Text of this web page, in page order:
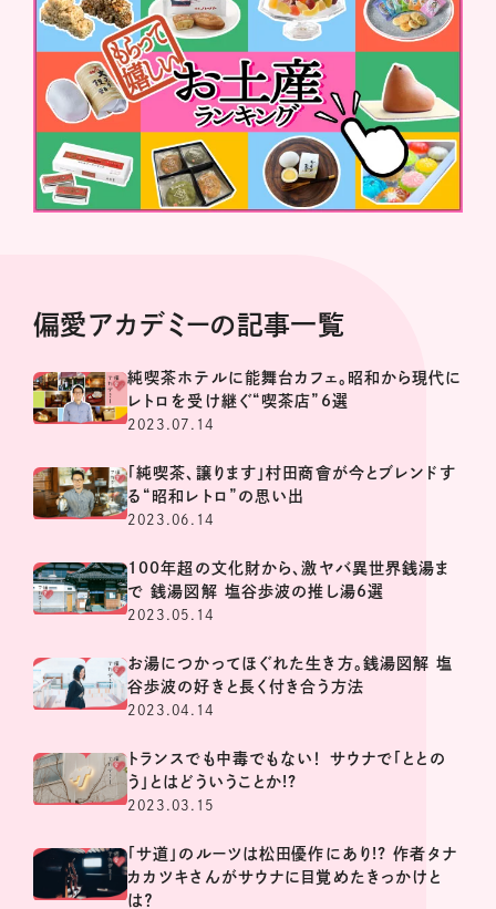
偏愛アカデミーの記事一覧
純喫茶ホテルに能舞台カフェ。昭和から現代に
レトロを受け継ぐ“喫茶店”6選
2023.07.14
「純喫茶、譲ります」村田商會が今とブレンドす
る“昭和レトロ”の思い出
2023.06.14
100年超の文化財から、激ヤバ異世界銭湯ま
で 銭湯図解 塩谷歩波の推し湯6選
2023.05.14
お湯につかってほぐれた生き方。銭湯図解 塩
谷歩波の好きと長く付き合う方法
2023.04.14
トランスでも中毒でもない！ サウナで「ととの
う」とはどういうことか!?
2023.03.15
「サ道」のルーツは松田優作にあり!? 作者タナ
カカツキさんがサウナに目覚めたきっかけと
は？